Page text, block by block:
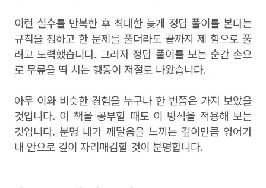
이런 실수를 반복한 후 최대한 늦게 정답 풀이를 본다는
규칙을 정하고 한 문제를 풀더라도 끝까지 제 힘으로 풀
려고 노력했습니다. 그러자 정답 풀이를 보는 순간 손으
로 무릎을 딱 치는 행동이 저절로 나왔습니다.
아무 이와 비슷한 경험을 누구나 한 번쯤은 가져 보았을
것입니다. 이 책을 공부할 때도 이 방식을 적용해 보는
것입니다. 분명 내가 깨달음을 느끼는 깊이만큼 영어가
내 안으로 깊이 자리매김할 것이 분명합니다.